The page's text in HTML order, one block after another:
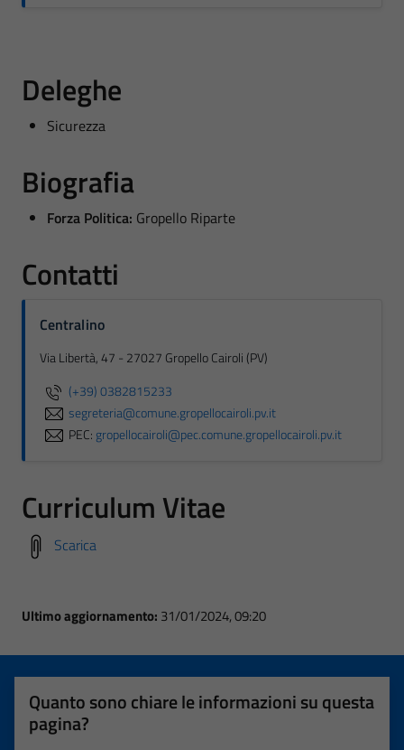
Deleghe
Sicurezza
Biografia
Forza Politica: Gropello Riparte
Contatti
Centralino
Via Libertà, 47 - 27027 Gropello Cairoli (PV)
(+39) 0382815233
segreteria@comune.gropellocairoli.pv.it
PEC: gropellocairoli@pec.comune.gropellocairoli.pv.it
Curriculum Vitae
Scarica
Ultimo aggiornamento: 31/01/2024, 09:20
Quanto sono chiare le informazioni su questa
pagina?